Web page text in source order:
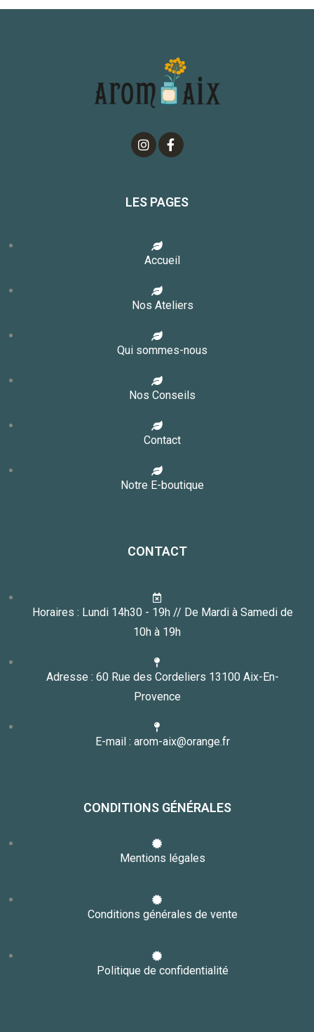
LES PAGES
Accueil
Nos Ateliers
Qui sommes-nous
Nos Conseils
Contact
Notre E-boutique
CONTACT
Horaires : Lundi 14h30 - 19h // De Mardi à Samedi de
10h à 19h
Adresse : 60 Rue des Cordeliers 13100 Aix-En-
Provence
E-mail : arom-aix@orange.fr
CONDITIONS GÉNÉRALES
Mentions légales
Conditions générales de vente
Politique de confidentialité